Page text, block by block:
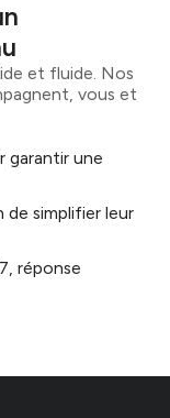
et fluide. Nos
vous et
garantir une
simplifier leur
réponse